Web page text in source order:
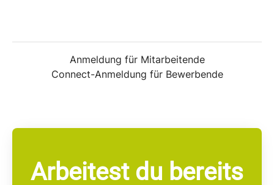
Anmeldung für Mitarbeitende
Connect-Anmeldung für Bewerbende
Arbeitest du bereits